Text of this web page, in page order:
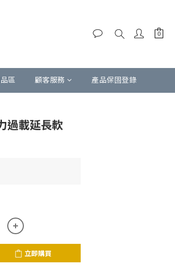
區 顧客服務 產品保固登錄
過載延長軟
立即購買